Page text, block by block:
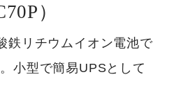
）
鉄リチウムイオン電池で
小型で簡易UPSとして